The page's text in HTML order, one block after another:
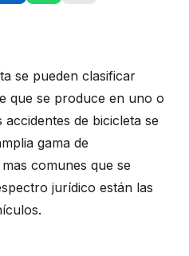
se pueden clasificar
que se produce en uno o
de bicicleta se
gama de
comunes que se
jurídico están las